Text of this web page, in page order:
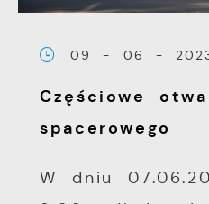
09 - 06 -
Częściowe
spacerowego
W dniu